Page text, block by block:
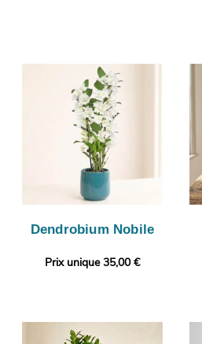
Dendrobium Nobile
Prix unique 35,00 €